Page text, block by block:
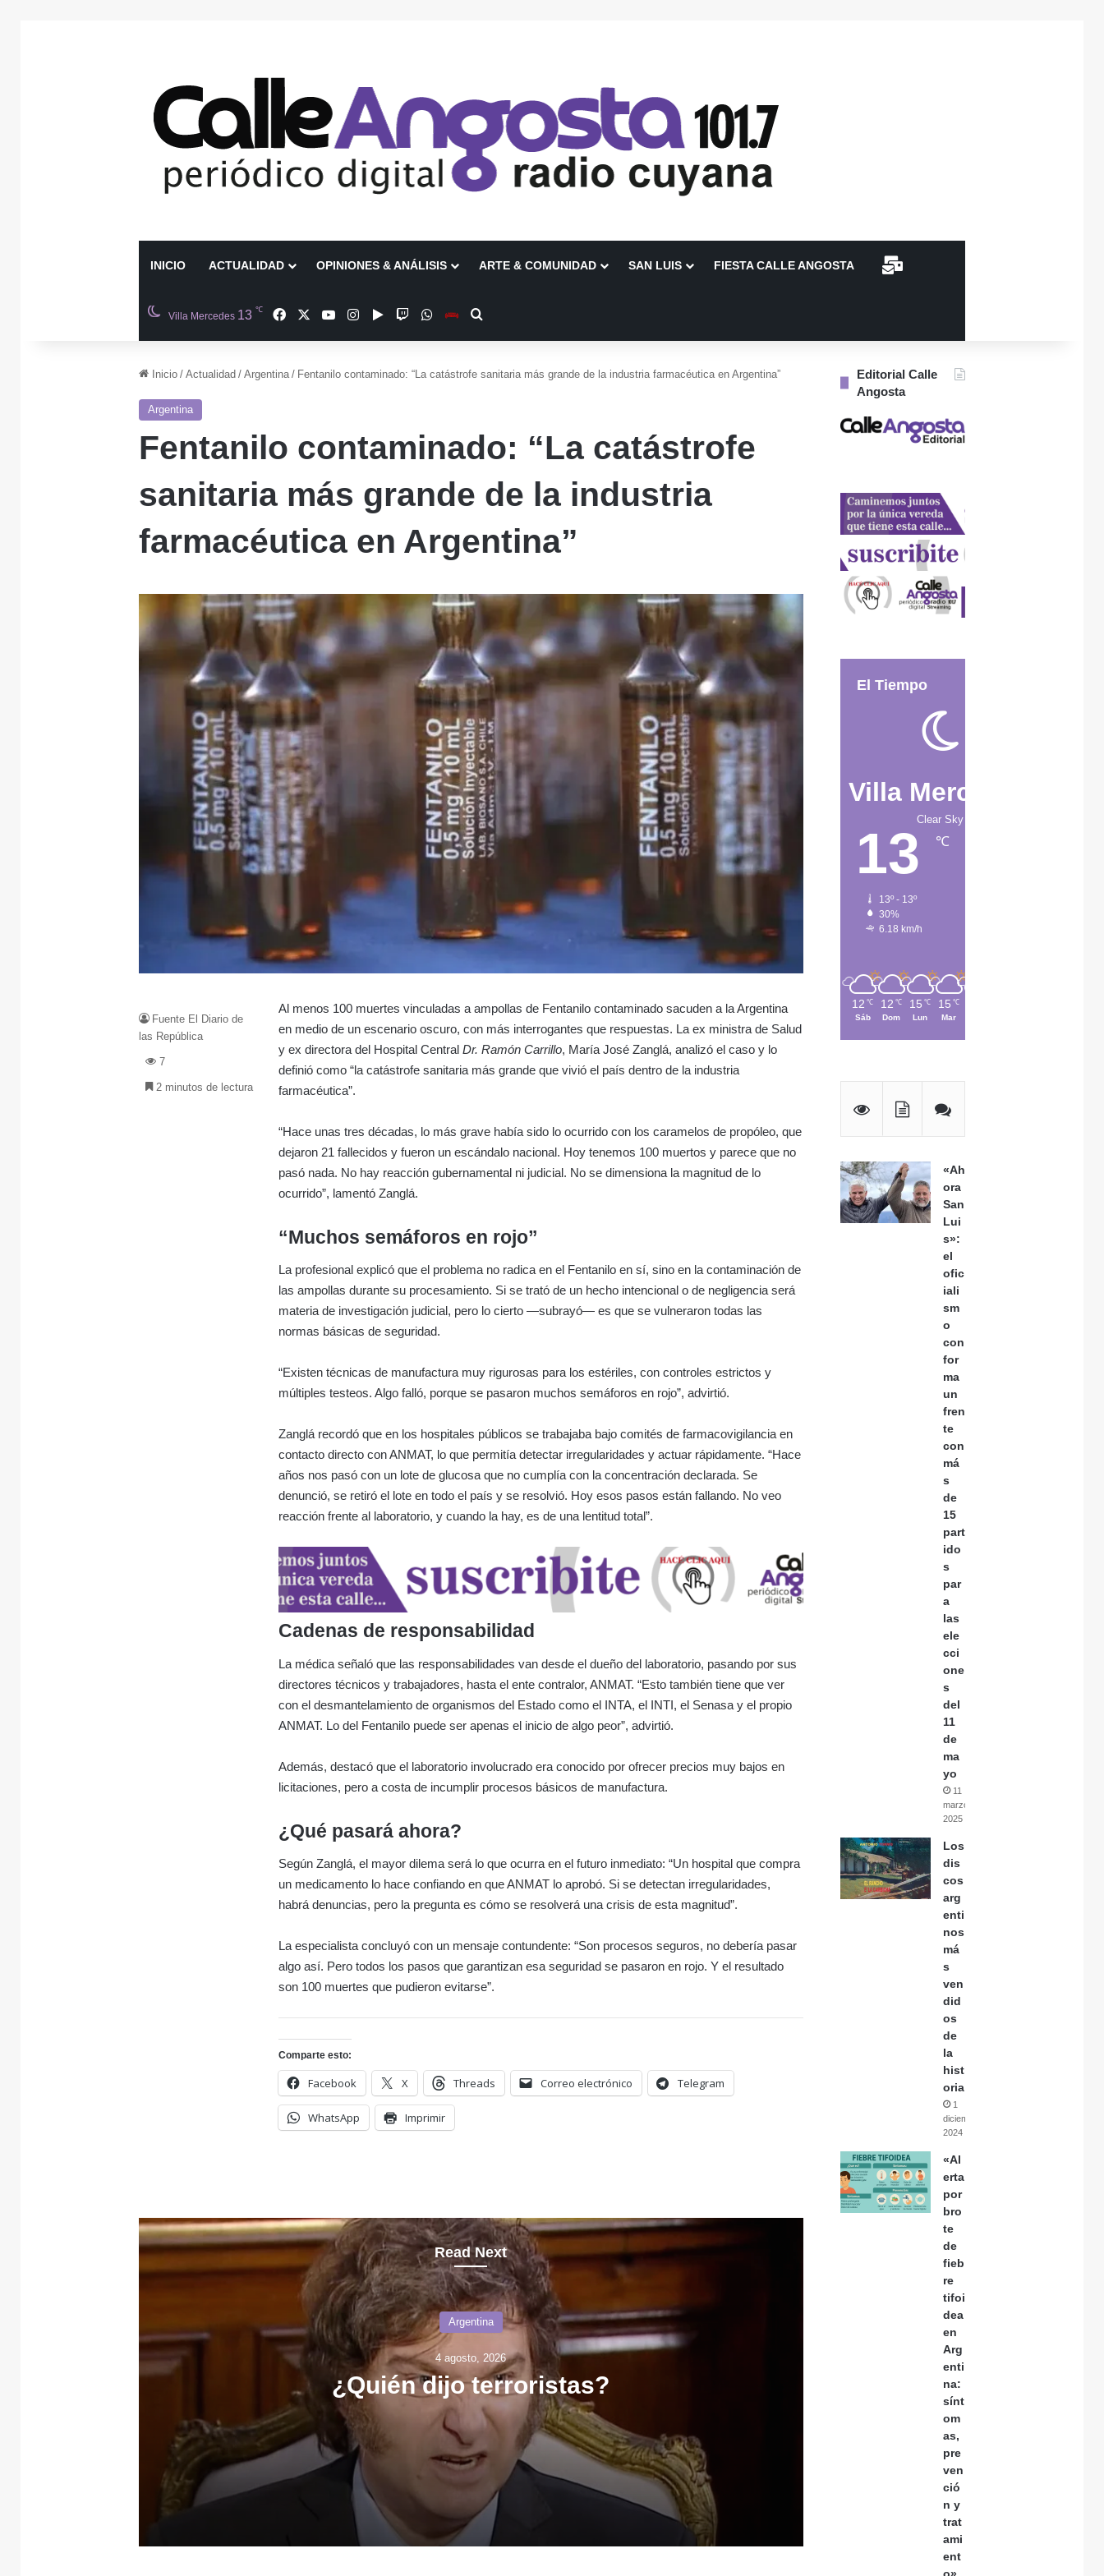
INICIO ACTUALIDAD OPINIONES & ANÁLISIS ARTE & COMUNIDAD SAN LUIS FIESTA CALLE ANGOSTA CONTACTO
Villa Mercedes 13 ℃ FacebookYouTubeInstagramGoogle Play
TwitchWhatsAppEscuchanos en Vivo
Inicio / Actualidad / Argentina / Fentanilo contaminado: “La catástrofe sanitaria más grande de la industria farmacéutica en Argentina”
Argentina
Fentanilo contaminado: “La catástrofe
sanitaria más grande de la industria
farmacéutica en Argentina”
Al menos 100 muertes vinculadas a ampollas de Fentanilo contaminado sacuden a la Argentina
en medio de un escenario oscuro, con más interrogantes que respuestas. La ex ministra de Salud
y ex directora del Hospital CentralDr. Ramón Carrillo, María José Zanglá, analizó el caso y lo
definió como “la catástrofe sanitaria más grande que vivió el país dentro de la industria
farmacéutica”.
“Hace unas tres décadas, lo más grave había sido lo ocurrido con los caramelos de propóleo, que
dejaron 21 fallecidos y fueron un escándalo nacional. Hoy tenemos 100 muertos y parece que no
pasó nada. No hay reacción gubernamental ni judicial. No se dimensiona la magnitud de lo
ocurrido”, lamentó Zanglá.
“Muchos semáforos en rojo”
La profesional explicó que el problema no radica en el Fentanilo en sí, sino en la contaminación de
las ampollas durante su procesamiento. Si se trató de un hecho intencional o de negligencia será
materia de investigación judicial, pero lo cierto —subrayó— es que se vulneraron todas las
normas básicas de seguridad.
“Existen técnicas de manufactura muy rigurosas para los estériles, con controles estrictos y
múltiples testeos. Algo falló, porque se pasaron muchos semáforos en rojo”, advirtió.
Zanglá recordó que en los hospitales públicos se trabajaba bajo comités de farmacovigilancia en
contacto directo con ANMAT, lo que permitía detectar irregularidades y actuar rápidamente. “Hace
años nos pasó con un lote de glucosa que no cumplía con la concentración declarada. Se
denunció, se retiró el lote en todo el país y se resolvió. Hoy esos pasos están fallando. No veo
reacción frente al laboratorio, y cuando la hay, es de una lentitud total”.
Cadenas de responsabilidad
La médica señaló que las responsabilidades van desde el dueño del laboratorio, pasando por sus
directores técnicos y trabajadores, hasta el ente contralor, ANMAT. “Esto también tiene que ver
con el desmantelamiento de organismos del Estado como el INTA, el INTI, el Senasa y el propio
ANMAT. Lo del Fentanilo puede ser apenas el inicio de algo peor”, advirtió.
Además, destacó que el laboratorio involucrado era conocido por ofrecer precios muy bajos en
licitaciones, pero a costa de incumplir procesos básicos de manufactura.
¿Qué pasará ahora?
Según Zanglá, el mayor dilema será lo que ocurra en el futuro inmediato: “Un hospital que compra
un medicamento lo hace confiando en que ANMAT lo aprobó. Si se detectan irregularidades,
habrá denuncias, pero la pregunta es cómo se resolverá una crisis de esta magnitud”.
La especialista concluyó con un mensaje contundente: “Son procesos seguros, no debería pasar
algo así. Pero todos los pasos que garantizan esa seguridad se pasaron en rojo. Y el resultado
son 100 muertes que pudieron evitarse”.
Comparte esto:
Facebook X Threads Correo electrónico Telegram
WhatsApp Imprimir
Fuente El Diario de
las República
7
2 minutos de lectura
Read Next
Argentina
4 agosto, 2026
¿Quién dijo terroristas?
¿Quién dijo terroristas?
Editorial Calle
Angosta
El Tiempo
Villa Mercedes
Clear Sky
13 ℃
13º - 13º
30%
6.18 km/h
12 ℃
Sáb
12 ℃
Dom
15 ℃
Lun
15 ℃
Mar
«Ah
ora
San
Lui
s»:
el
ofic
iali
sm
o
con
for
ma
un
fren
te
con
má
s
de
15
part
ido
s
par
a
las
ele
cci
one
s
del
11
de
ma
yo
11
marzo,
2025
Los
dis
cos
arg
enti
nos
má
s
ven
did
os
de
la
hist
oria
1
diciembre,
2024
«Al
erta
por
bro
te
de
fieb
re
tifoi
dea
en
Arg
enti
na:
sínt
om
as,
pre
ven
ció
n y
trat
ami
ent